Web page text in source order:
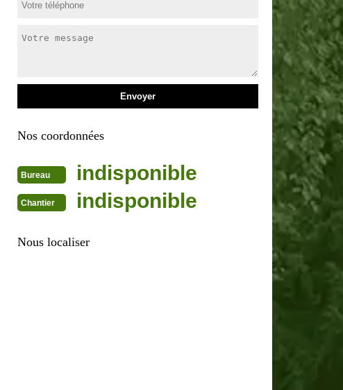
Nos coordonnées
Bureau indisponible
Chantier indisponible
Nous localiser